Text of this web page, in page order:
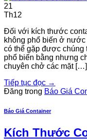
21
Th12
Đối với kích thước
không phổ biến ở
có thể gặp được chúng
phổ biến bằng nhưng
chuyên chở các mặt […]
Tiếp tục đọc →
Đăng trong Báo Giá
Báo Giá Container
Kích Thước